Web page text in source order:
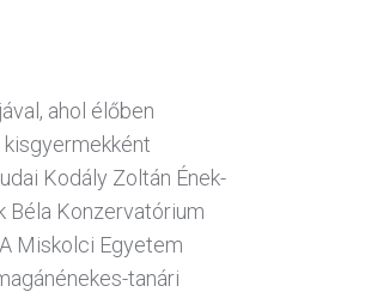
ahol élőben
Kodály Zoltán Ének-
Béla Konzervatórium
Miskolci Egyetem
tanári